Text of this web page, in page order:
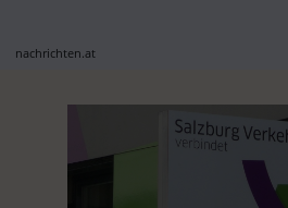
nachrichten.at